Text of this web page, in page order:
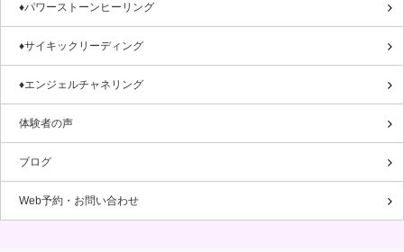
♦パワーストーンヒーリング
♦サイキックリーディング
♦エンジェルチャネリング
体験者の声
ブログ
Web予約・お問い合わせ